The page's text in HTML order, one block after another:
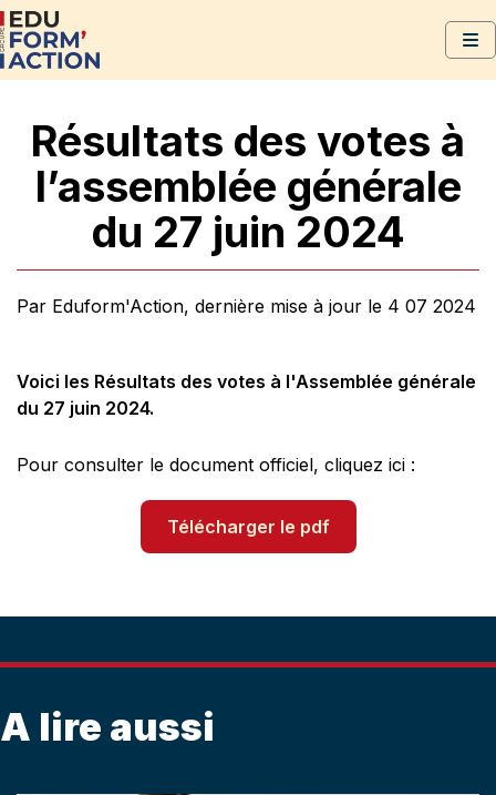
Résultats des votes à
l’assemblée générale
du 27 juin 2024
Par Eduform'Action, dernière mise à jour le 4 07 2024
Voici les Résultats des votes à l'Assemblée générale
du 27 juin 2024.
Pour consulter le document officiel, cliquez ici :
Télécharger le pdf
A lire aussi